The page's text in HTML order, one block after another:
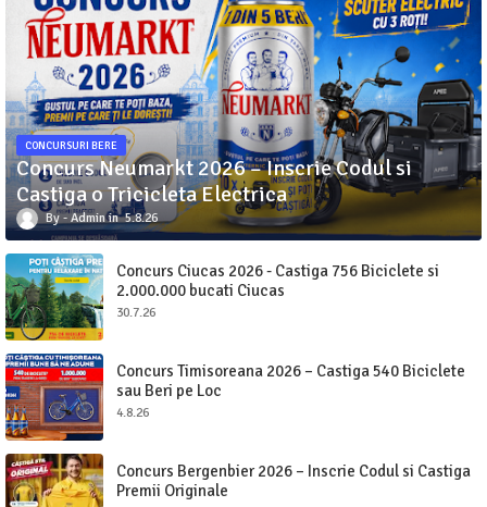
CONCURSURI BERE
Concurs Neumarkt 2026 – Inscrie Codul si
Castiga o Tricicleta Electrica
Admin 5.8.26
Concurs Ciucas 2026 - Castiga 756 Biciclete si
2.000.000 bucati Ciucas
30.7.26
Concurs Timisoreana 2026 – Castiga 540 Biciclete
sau Beri pe Loc
4.8.26
Concurs Bergenbier 2026 – Inscrie Codul si Castiga
Premii Originale